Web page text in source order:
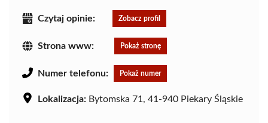
Czytaj opinie: Zobacz profil
Strona www: Pokaż stronę
Numer telefonu: Pokaż numer
Lokalizacja: Bytomska 71, 41-940 Piekary Śląskie